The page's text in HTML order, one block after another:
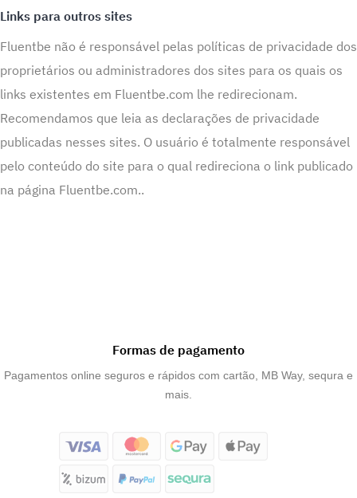
Links para outros sites
Fluentbe não é responsável pelas políticas de privacidade dos
proprietários ou administradores dos sites para os quais os
links existentes em Fluentbe.com lhe redirecionam.
Recomendamos que leia as declarações de privacidade
publicadas nesses sites. O usuário é totalmente responsável
pelo conteúdo do site para o qual redireciona o link publicado
na página Fluentbe.com..
Formas de pagamento
Pagamentos online seguros e rápidos com cartão, MB Way, sequra e
mais.